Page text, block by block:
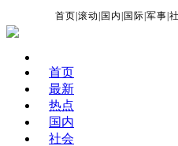
首页 |滚动 国内 国际 |军事 |
首页
最新
热点
国内
社会